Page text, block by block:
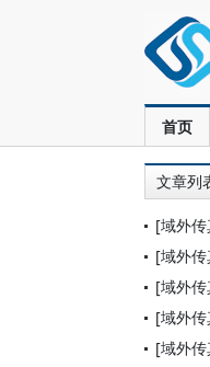
首页
文章列
[域外
[域外
[域外
[域外
[域外